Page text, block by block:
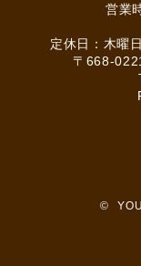
営業
土
定休日：木曜
〒668-
©